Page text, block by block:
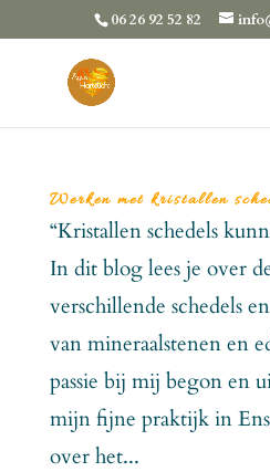
06 26 92 52 82
Werken met kristallen
“Kristallen schedels
In dit blog lees je over
verschillende schedels
van mineraalstenen en
passie bij mij begon en
mijn fijne praktijk in
over het...